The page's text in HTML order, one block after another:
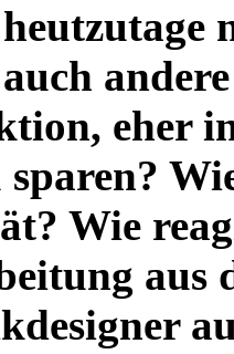
eher
Wie
aus